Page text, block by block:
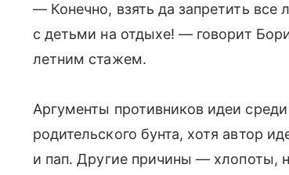
— Конечно, взять да запретить
с детьми на отдыхе! — говорит
летним стажем.
Аргументы противников идеи
родительского бунта, хотя автор
и пап. Другие причины — хлопоты,